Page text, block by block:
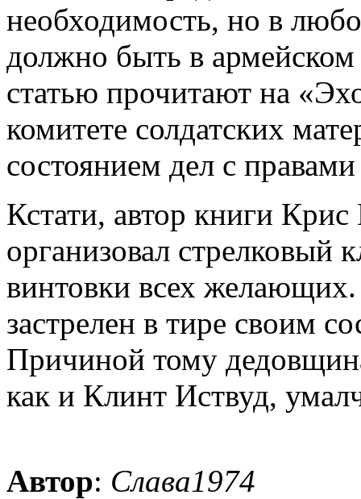
необходимость, но в
должно быть в
статью прочитают на
комитете солдатских
состоянием дел с
Кстати, автор книги
организовал стрелковый
винтовки всех
застрелен в тире своим
Причиной тому
как и Клинт Иствуд,
Автор: Слава1974